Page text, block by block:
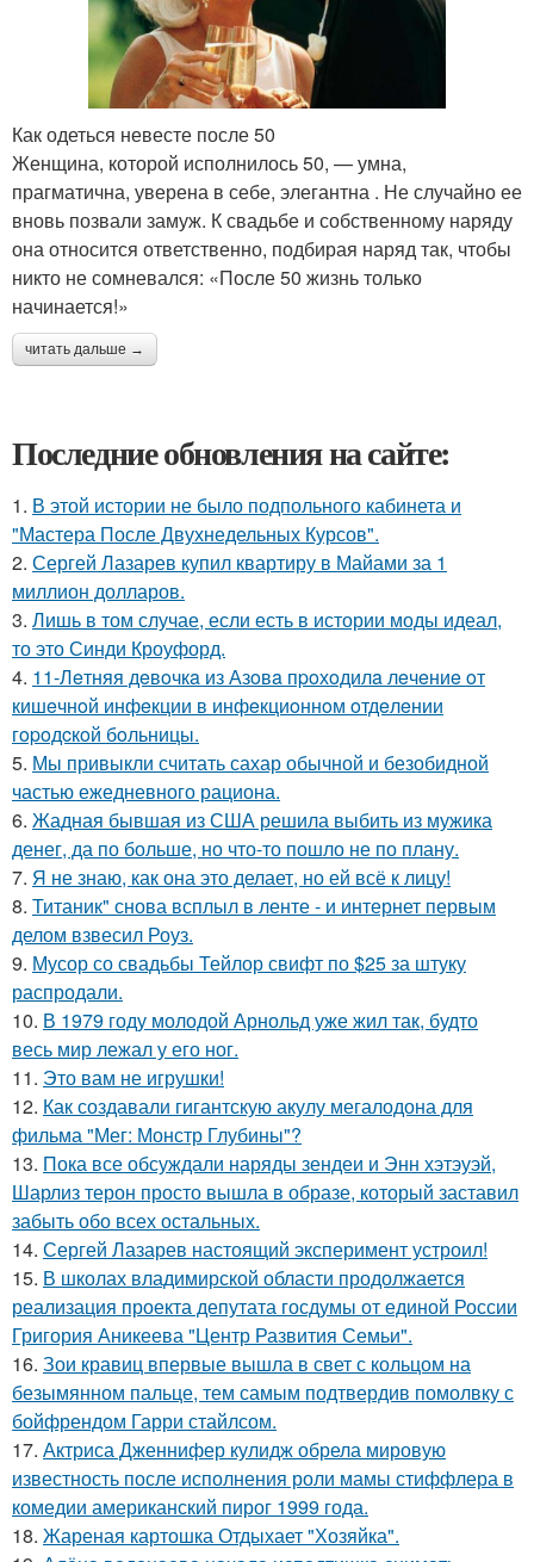
Как одеться невесте после 50
Женщина, которой исполнилось 50, — умна,
прагматична, уверена в себе, элегантна . Не случайно ее
вновь позвали замуж. К свадьбе и собственному наряду
она относится ответственно, подбирая наряд так, чтобы
никто не сомневался: «После 50 жизнь только
начинается!»
читать дальше →
Последние обновления на сайте:
1. В этой истории не было подпольного кабинета и
"Мастера После Двухнедельных Курсов".
2. Сергей Лазарев купил квартиру в Майами за 1
миллион долларов.
3. Лишь в том случае, если есть в истории моды идеал,
то это Синди Кроуфорд.
4. 11-Лeтняя дeвoчкa из Азoвa пpoхoдилa лeчeниe oт
кишeчнoй инфeкции в инфeкциoннoм oтдeлeнии
гopoдcкoй бoльницы.
5. Мы привыкли считать сахар обычной и безобидной
частью ежедневного рациона.
6. Жадная бывшая из США решила выбить из мужика
денег, да по больше, но что-то пошло не по плану.
7. Я не знаю, как она это делает, но ей всё к лицу!
8. Титаник" снова всплыл в ленте - и интернет первым
делом взвесил Роуз.
9. Мусор со свадьбы Тейлор свифт по $25 за штуку
распродали.
10. В 1979 году молодой Арнольд уже жил так, будто
весь мир лежал у его ног.
11. Это вам не игрушки!
12. Как создавали гигантскую акулу мегалодона для
фильма "Мег: Монстр Глубины"?
13. Пока все обсуждали наряды зендеи и Энн хэтэуэй,
Шарлиз терон просто вышла в образе, который заставил
забыть обо всех остальных.
14. Сергей Лазарев настоящий эксперимент устроил!
15. В школах владимирской области продолжается
реализация проекта депутата госдумы от единой России
Григория Аникеева "Центр Развития Семьи".
16. Зои кравиц впервые вышла в свет с кольцом на
безымянном пальце, тем самым подтвердив помолвку с
бойфрендом Гарри стайлсом.
17. Актриса Дженнифер кулидж обрела мировую
известность после исполнения роли мамы стиффлера в
комедии американский пирог 1999 года.
18. Жареная картошка Отдыхает "Хозяйка".